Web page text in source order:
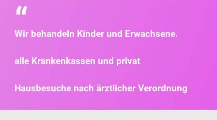
“
Wir behandeln Kinder und Erwachsene.
alle Krankenkassen und privat
Hausbesuche nach ärztlicher Verordnung